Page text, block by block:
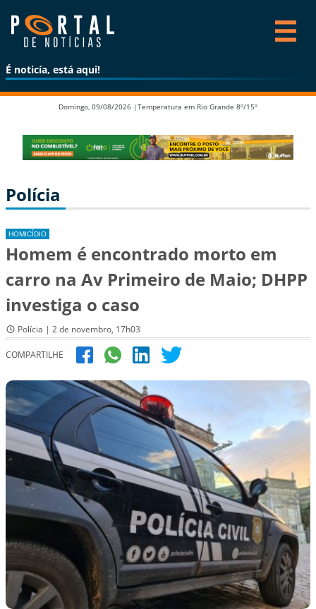
É noticía, está aqui!
Domingo, 09/08/2026 | Temperatura em Rio Grande 8º/15º
Polícia
HOMICÍDIO
Homem é encontrado morto em
carro na Av Primeiro de Maio; DHPP
investiga o caso
Polícia | 2 de novembro, 17h03
COMPARTILHE